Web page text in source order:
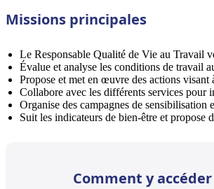
Missions principales
Le Responsable Qualité de Vie au Travail
Évalue et analyse les conditions de travail
Propose et met en œuvre des actions
Collabore avec les différents services pour
Organise des campagnes de
Suit les indicateurs de bien-être et propose
Comment y accéder